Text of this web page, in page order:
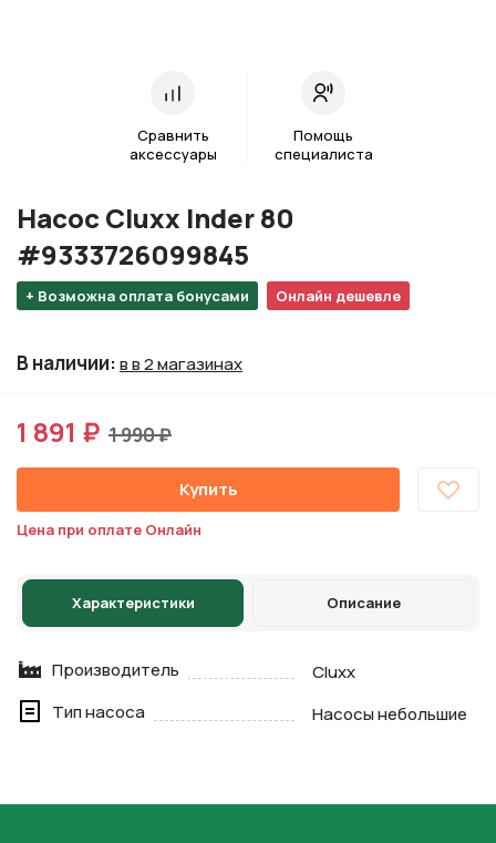
Сравнить
аксессуары
Помощь
специалиста
+ Возможна оплата бонусами Онлайн дешевле
Насос Cluxx Inder 80
#9333726099845
В наличии:в в 2 магазинах
1 891 ₽ 1 990 ₽
Купить
Цена при оплате Онлайн
Характеристики Описание
Производитель
Cluxx
Тип насоса
Насосы небольшие